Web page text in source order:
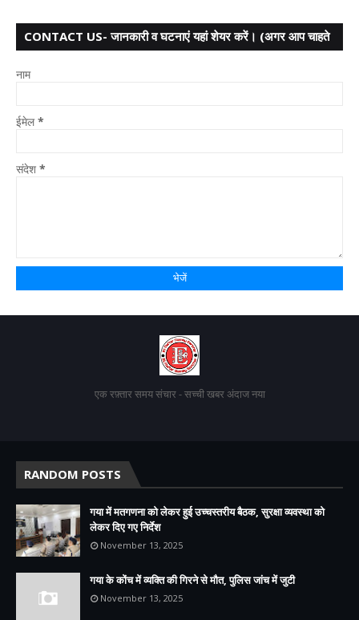
CONTACT US- जानकारी व घटनाएं यहां शेयर करें। (अगर आप चाहते
नाम
ईमेल*
संदेश *
एक रफ़्तार समय संचार - सच्ची खबर अंदाज नया
RANDOM POSTS
गया में मतगणना को लेकर हुई उच्चस्तरीय बैठक, सुरक्षा व्यवस्था को
लेकर दिए गए निर्देश
November 13, 2025
गया के कोंच में व्यक्ति की गिरने से मौत, पुलिस जांच में जुटी
November 13, 2025